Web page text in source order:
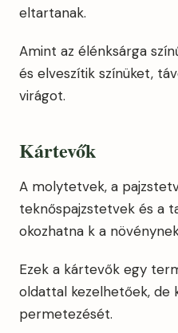
eltartanak.
Amint az élénksárga
és elveszítik színüket,
virágot.
Kártevők
A molytetvek, a
teknőspajzstetvek és a
okozhatna k a
Ezek a kártevők egy
oldattal kezelhetőek, de
permetezését.